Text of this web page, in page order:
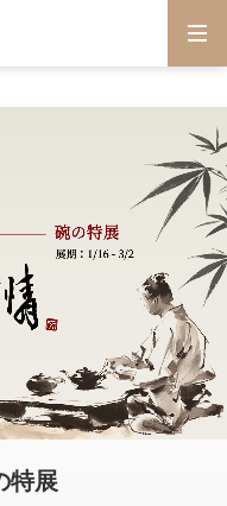
特展